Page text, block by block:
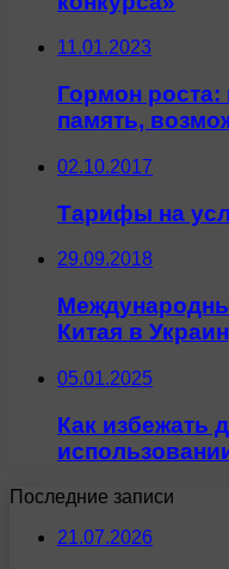
11.01.2023
Гормон роста:
память,
02.10.2017
Тарифы на
29.09.2018
Китая в
05.01.2025
Как избежать
Последние записи
21.07.2026